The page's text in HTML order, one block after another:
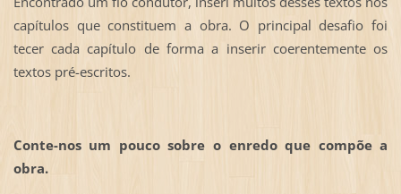
capítulos que constituem a obra. O principal desafio foi
tecer cada capítulo de forma a inserir coerentemente os
textos pré-escritos.
Conte-nos um pouco sobre o enredo que compõe a
obra.